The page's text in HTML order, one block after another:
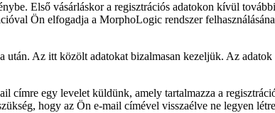
Első vásárláskor a regisztrációs adatokon kívül
Ön elfogadja a MorphoLogic rendszer
után. Az itt közölt adatokat bizalmasan kezeljük. Az adatok
címre egy levelet küldünk, amely tartalmazza a
hogy az Ön e-mail címével visszaélve ne legyen